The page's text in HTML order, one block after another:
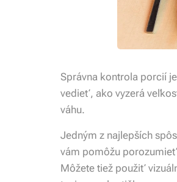
Správna kontrola porcií
vedieť, ako vyzerá
váhu.
Jedným z najlepších
vám pomôžu
Môžete tiež použiť